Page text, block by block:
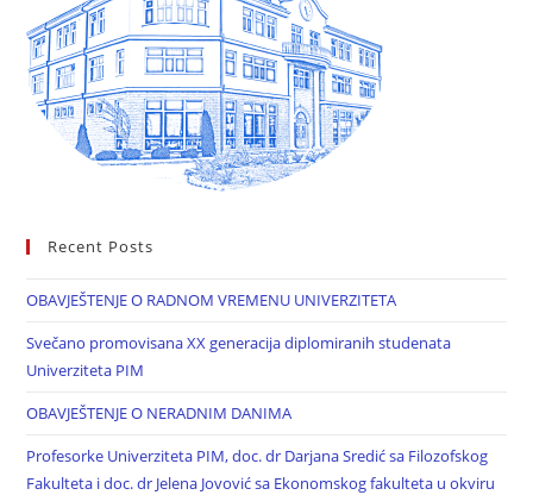
Recent Posts
OBAVJEŠTENJE O RADNOM VREMENU UNIVERZITETA
Svečano promovisana XX generacija diplomiranih studenata
Univerziteta PIM
OBAVJEŠTENJE O NERADNIM DANIMA
Profesorke Univerziteta PIM, doc. dr Darjana Sredić sa Filozofskog
Fakulteta i doc. dr Jelena Jovović sa Ekonomskog fakulteta u okviru